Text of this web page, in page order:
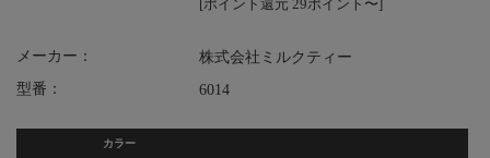
[ポイント還元 29ポイント〜]
メーカー：
株式会社ミルクティー
型番：
6014
カラー